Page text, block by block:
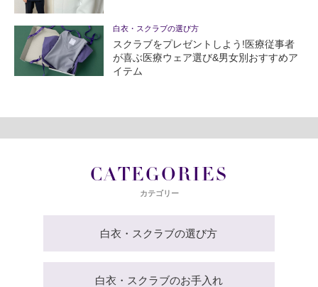
白衣・スクラブの選び方
スクラブをプレゼントしよう!医療従事者
が喜ぶ医療ウェア選び&男女別おすすめア
イテム
CATEGORIES
カテゴリー
白衣・スクラブの選び方
白衣・スクラブのお手入れ